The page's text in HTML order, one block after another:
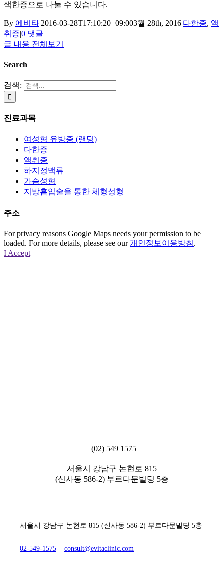
색한증으로 나눌 수 있습니다.
By 에비타|2016-03-28T17:10:20+09:003월 28th, 2016|다한증, 액
취증|0 댓글
글 내용 전체보기
Search
검색:
진료과목
여성형 유방증 (랜딩)
다한증
액취증
하지정맥류
가슴성형
지방흡입술을 통한 체형성형
주소
For privacy reasons Google Maps needs your permission to be
loaded. For more details, please see our개인정보이용방침.
I Accept
(02) 549 1575
서울시 강남구 논현로 815
(신사동 586-2) 부르다문빌딩 5층
서울시 강남구 논현로 815 (신사동 586-2) 부르다문빌딩 5층
02-549-1575 consult@evitaclinic.com